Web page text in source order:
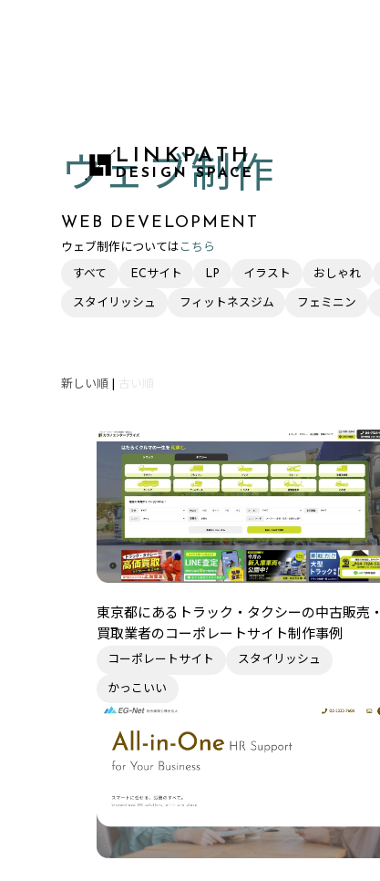
LINKPATH
DESIGN SPACE
WEB DEVELOPMENT
ウェブ制作
ウェブ制作については こちら
すべて ECサイト LP イラスト おしゃれ
スタイリッシュ フィットネスジム フェミニン
新しい順 古い順
東京都にあるトラック・タクシーの中古販売・
買取業者のコーポレートサイト制作事例
コーポレートサイト スタイリッシュ
かっこいい